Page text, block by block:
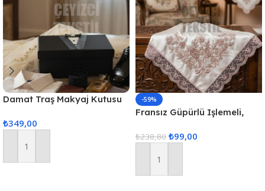
Damat Traş Makyaj Kutusu
₺349,00
Sepete Ekle
-59%
Fransız Güpürlü Işlemeli,
Nişan Bohçası
₺238,80 ₺99,00
Sepete Ekle